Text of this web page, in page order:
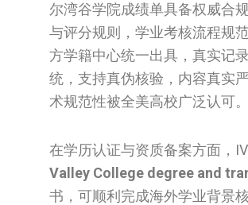
尔湾谷学院成绩单具备权威合
与评分规则，学业考核流程规范
方学籍中心统一出具，真实记
统，支持真伪核验，内容真实
术规范性被全美高校广泛认可。
在学历认证与资质备案方面，
Valley College degree and
书，可顺利完成海外学业背景